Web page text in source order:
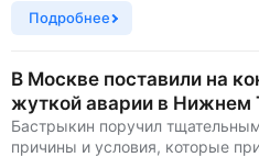
Подробнее
В Москве поставили на
жуткой аварии в Нижнем
Бастрыкин поручил
причины и условия, которые